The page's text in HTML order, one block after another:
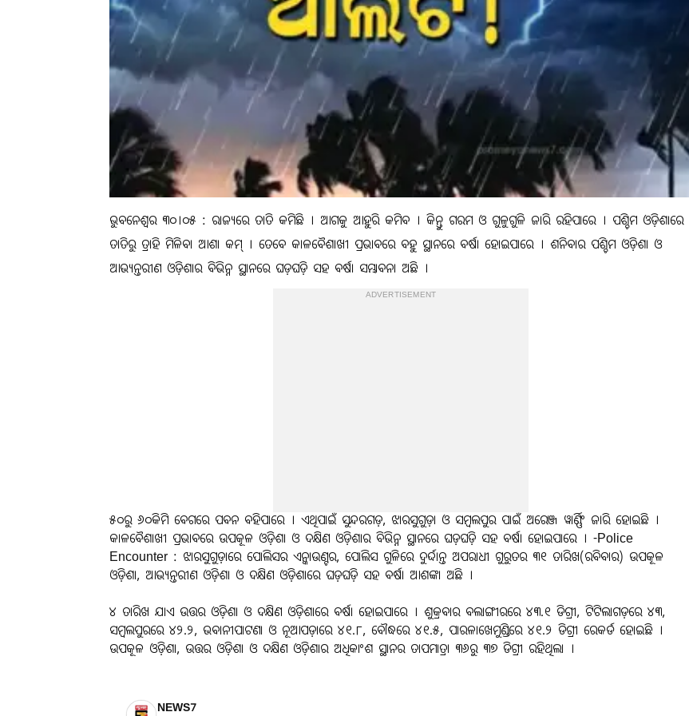
ଭୁବନେଶ୍ୱର ୩୦।୦୫ : ରାଜ୍ୟରେ ତାତି କମିଛି । ଆଗକୁ ଆହୁରି କମିବ । କିନ୍ତୁ ଗରମ ଓ ଗୁଳୁଗୁଳି ଜାରି ରହିପାରେ । ପଶ୍ଚିମ ଓଡ଼ିଶାରେ
ତାତିରୁ ତ୍ରାହି ମିଳିବା ଆଶା କମ୍ । ତେବେ କାଳବୈଶାଖୀ ପ୍ରଭାବରେ ବହୁ ସ୍ଥାନରେ ବର୍ଷା ହୋଇପାରେ । ଶନିବାର ପଶ୍ଚିମ ଓଡ଼ିଶା ଓ
ଆଭ୍ୟନ୍ତରୀଣ ଓଡ଼ିଶାର ବିଭିନ୍ନ ସ୍ଥାନରେ ଘଡ଼ଘଡ଼ି ସହ ବର୍ଷା ସମ୍ଭାବନା ଅଛି ।
ADVERTISEMENT
୫୦ରୁ ୬୦କିମି ବେଗରେ ପବନ ବହିପାରେ । ଏଥିପାଇଁ ସୁନ୍ଦରଗଡ଼, ଝାରସୁଗୁଡ଼ା ଓ ସମ୍ବଲପୁର ପାଇଁ ଅରେଞ୍ଜ ୱାର୍ଣ୍ଣିଂ ଜାରି ହୋଇଛି ।
କାଳବୈଶାଖୀ ପ୍ରଭାବରେ ଉପକୂଳ ଓଡ଼ିଶା ଓ ଦକ୍ଷିଣ ଓଡ଼ିଶାର ବିଭିନ୍ନ ସ୍ଥାନରେ ଘଡ଼ଘଡ଼ି ସହ ବର୍ଷା ହୋଇପାରେ । -Police
Encounter : ଝାରସୁଗୁଡ଼ାରେ ପୋଲିସର ଏନ୍କାଉଣ୍ଟର, ପୋଲିସ ଗୁଳିରେ ଦୁର୍ଦ୍ଦାନ୍ତ ଅପରାଧୀ ଗୁରୁତର ୩୧ ତାରିଖ(ରବିବାର) ଉପକୂଳ
ଓଡ଼ିଶା, ଆଭ୍ୟନ୍ତରୀଣ ଓଡ଼ିଶା ଓ ଦକ୍ଷିଣ ଓଡ଼ିଶାରେ ଘଡ଼ଘଡ଼ି ସହ ବର୍ଷା ଆଶଙ୍କା ଅଛି ।
୪ ତାରିଖ ଯାଏ ଉତ୍ତର ଓଡ଼ିଶା ଓ ଦକ୍ଷିଣ ଓଡ଼ିଶାରେ ବର୍ଷା ହୋଇପାରେ । ଶୁକ୍ରବାର ବଲାଙ୍ଗୀରରେ ୪୩.୧ ଡିଗ୍ରୀ, ଟିଟିଲାଗଡ଼ରେ ୪୩,
ସମ୍ବଲପୁରରେ ୪୨.୨, ଭବାନୀପାଟଣା ଓ ନୂଆପଡ଼ାରେ ୪୧.୮, ବୌଦ୍ଧରେ ୪୧.୫, ପାରଳାଖେମୁଣ୍ଡିରେ ୪୧.୨ ଡିଗ୍ରୀ ରେକର୍ଡ ହୋଇଛି ।
ଉପକୂଳ ଓଡ଼ିଶା, ଉତ୍ତର ଓଡ଼ିଶା ଓ ଦକ୍ଷିଣ ଓଡ଼ିଶାର ଅଧିକାଂଶ ସ୍ଥାନର ତାପମାତ୍ରା ୩୬ରୁ ୩୭ ଡିଗ୍ରୀ ରହିଥିଲା ।
NEWS7